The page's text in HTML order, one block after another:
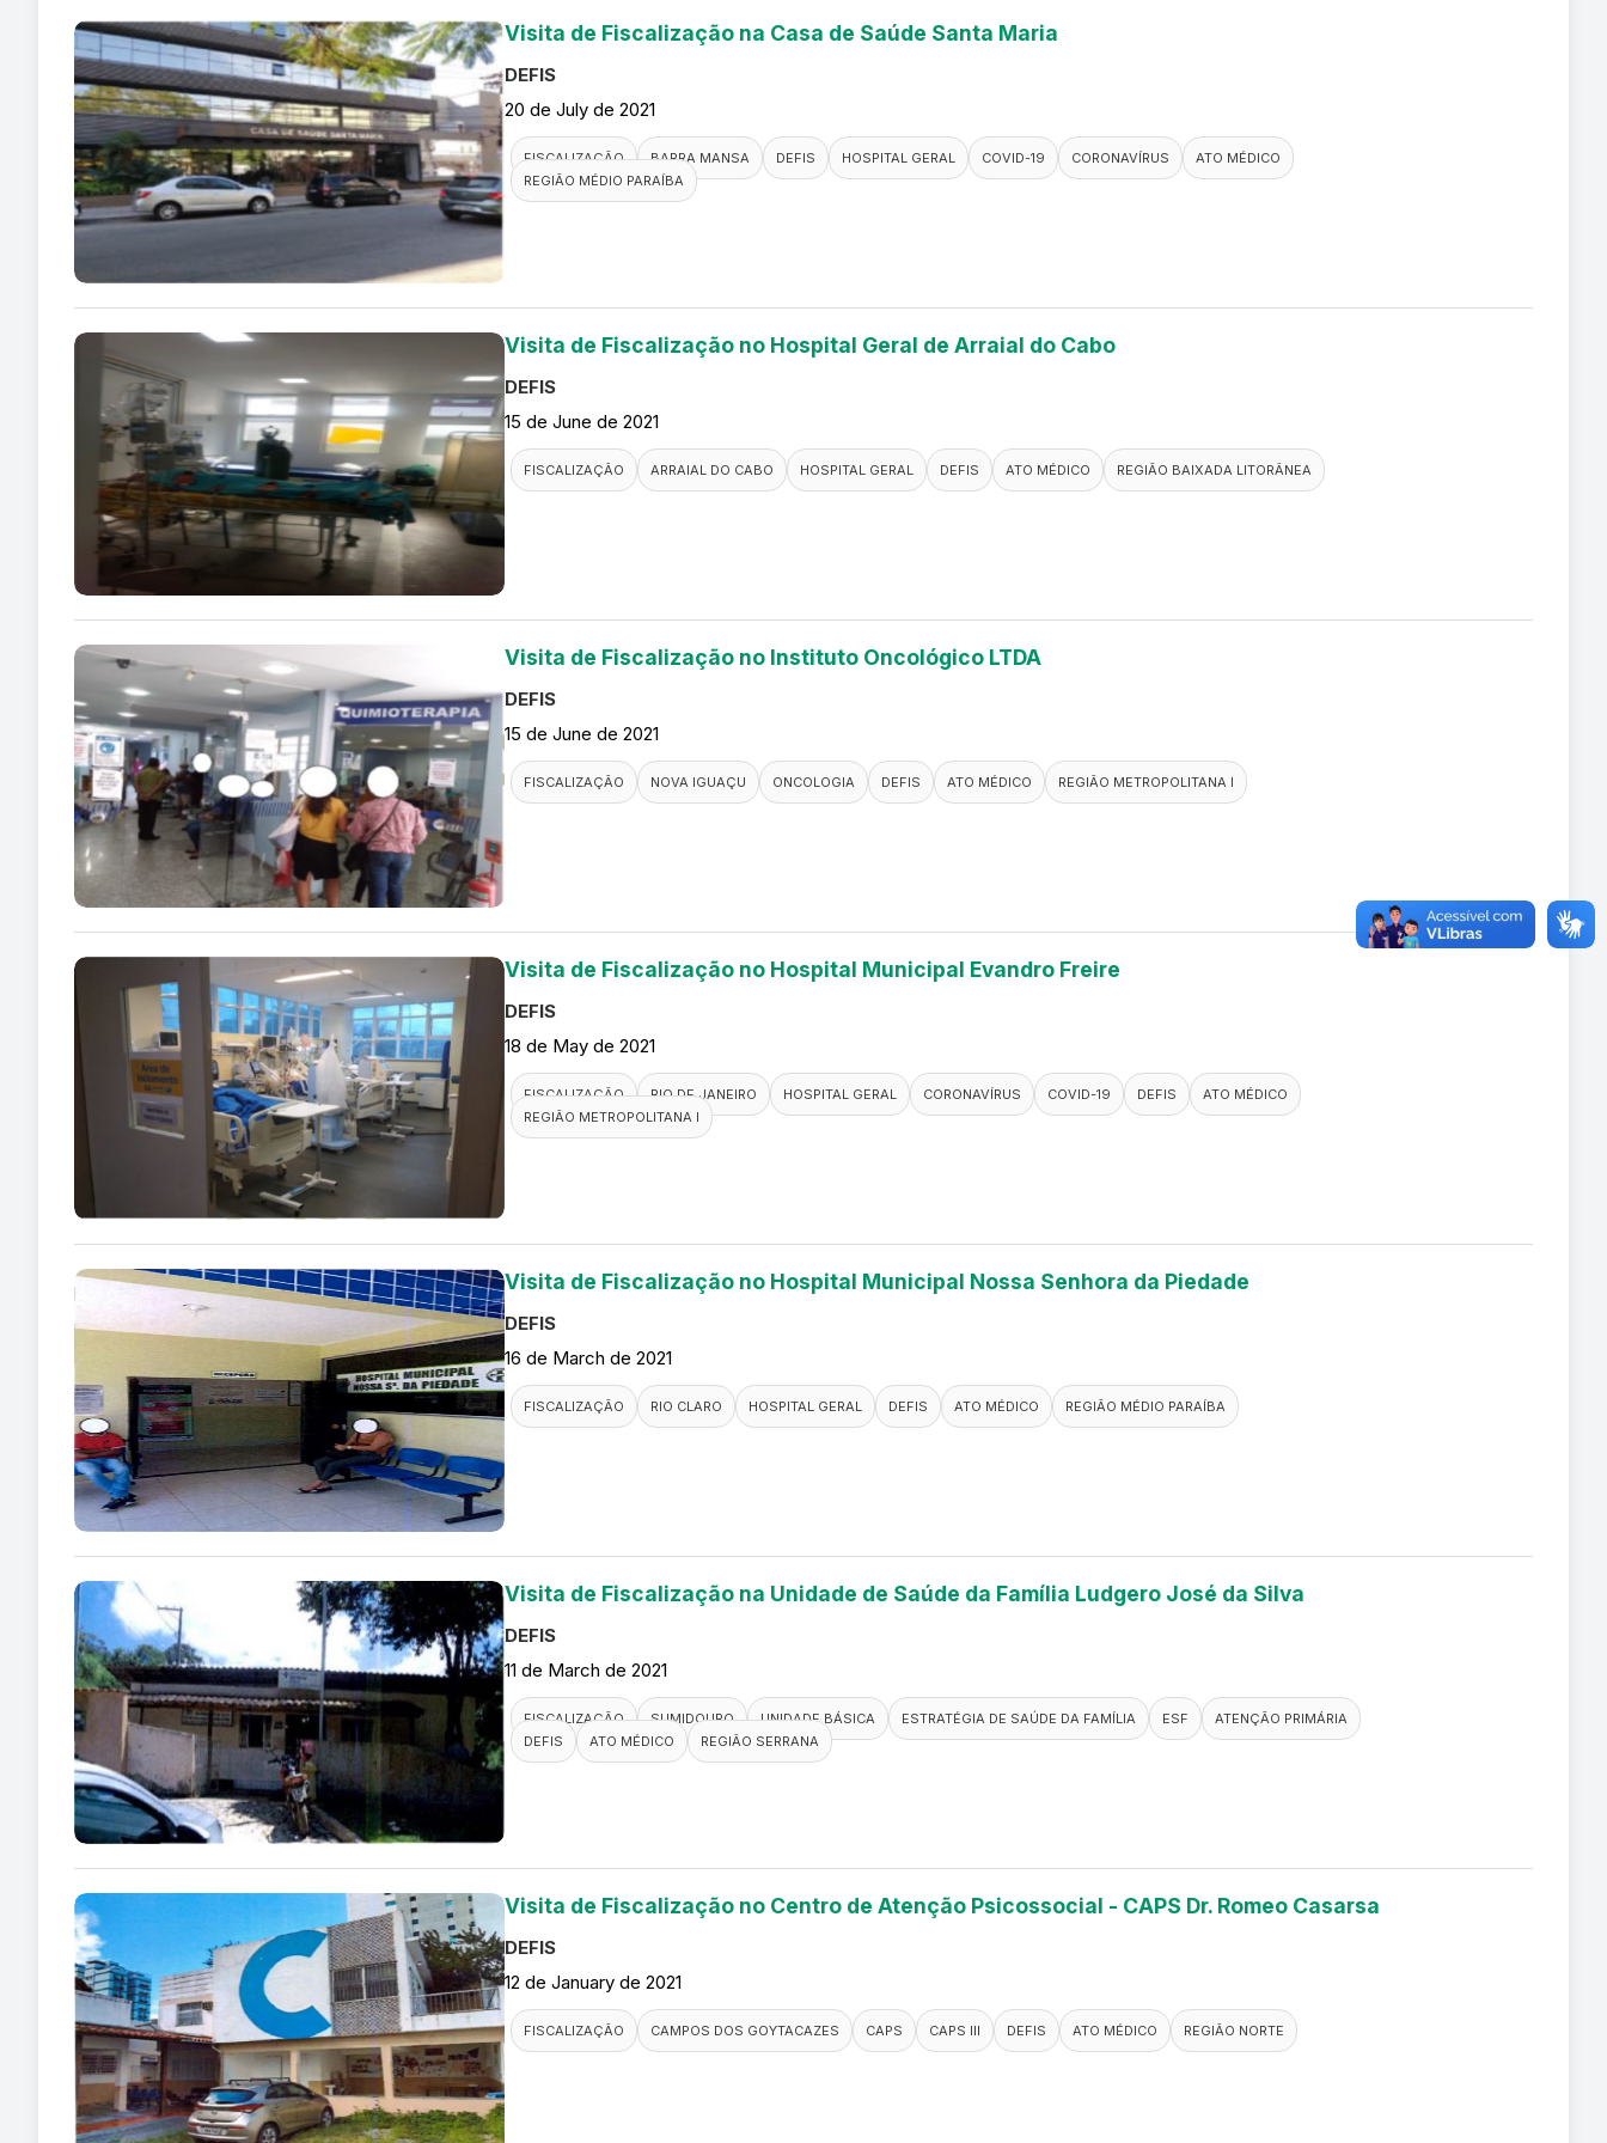
Visita de Fiscalização na Casa de Saúde Santa Maria
DEFIS
20 de July de 2021
FISCALIZAÇÃO BARRA MANSA DEFIS HOSPITAL GERAL COVID-19 CORONAVÍRUS
ATO MÉDICO
REGIÃO MÉDIO PARAÍBA
Visita de Fiscalização no Hospital Geral de Arraial do Cabo
DEFIS
15 de June de 2021
FISCALIZAÇÃO ARRAIAL DO CABO HOSPITAL GERAL DEFIS ATO MÉDICO REGIÃO BAIXADA LITORÂNEA
Visita de Fiscalização no Instituto Oncológico LTDA
DEFIS
15 de June de 2021
FISCALIZAÇÃO NOVA IGUAÇU ONCOLOGIA DEFIS ATO MÉDICO REGIÃO METROPOLITANA I
Visita de Fiscalização no Hospital Municipal Evandro Freire
DEFIS
18 de May de 2021
FISCALIZAÇÃO RIO DE JANEIRO HOSPITAL GERAL CORONAVÍRUS COVID-19 DEFIS
ATO MÉDICO
REGIÃO METROPOLITANA I
Visita de Fiscalização no Hospital Municipal Nossa Senhora da Piedade
DEFIS
16 de March de 2021
FISCALIZAÇÃO RIO CLARO HOSPITAL GERAL DEFIS ATO MÉDICO REGIÃO MÉDIO PARAÍBA
Visita de Fiscalização na Unidade de Saúde da Família Ludgero José da Silva
DEFIS
11 de March de 2021
FISCALIZAÇÃO SUMIDOURO UNIDADE BÁSICA ESTRATÉGIA DE SAÚDE DA FAMÍLIA ESF
ATENÇÃO PRIMÁRIA
DEFIS
ATO MÉDICO REGIÃO SERRANA
Visita de Fiscalização no Centro de Atenção Psicossocial - CAPS Dr. Romeo Casarsa
DEFIS
12 de January de 2021
FISCALIZAÇÃO CAMPOS DOS GOYTACAZES CAPS CAPS III DEFIS ATO MÉDICO REGIÃO NORTE